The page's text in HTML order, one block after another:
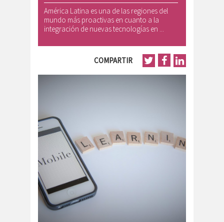
América Latina es una de las regiones del
mundo más proactivas en cuanto a la
integración de nuevas tecnologías en ...
COMPARTIR